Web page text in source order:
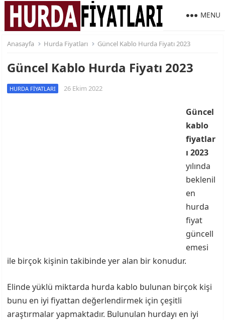
MENU
Anasayfa Hurda Fiyatları Güncel Kablo Hurda Fiyatı 2023
Güncel Kablo Hurda Fiyatı 2023
HURDA FIYATLARI 26 Ekim 2022
Güncel
kablo
fiyatlar
ı 2023
yılında
beklenil
en
hurda
fiyat
güncell
emesi
ile birçok kişinin takibinde yer alan bir konudur.
Elinde yüklü miktarda hurda kablo bulunan birçok kişi
bunu en iyi fiyattan değerlendirmek için çeşitli
araştırmalar yapmaktadır. Bulunulan hurdayı en iyi